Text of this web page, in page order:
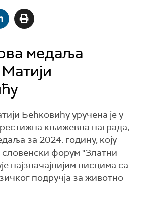
медаља
Бећковићу уручена је у
књижевна награда,
за 2024. годину, коју
форум "Златни
најзначајнијим писцима са
подручја за животно